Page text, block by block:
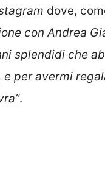
dove,
con Andrea
splendidi che
per avermi
.